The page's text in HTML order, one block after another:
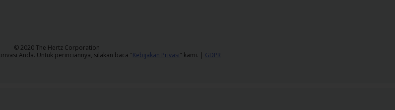
​© 2020 The Hertz Corporation
Anda. Untuk perinciannya, silakan baca "Kebijakan Privasi" kami. | GDPR